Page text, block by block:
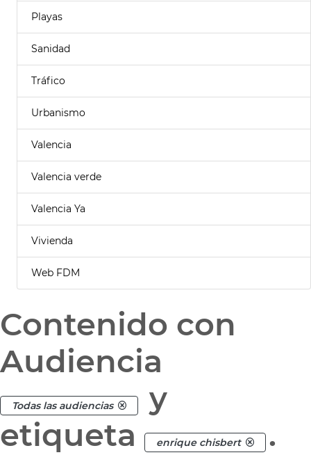
Playas
Sanidad
Tráfico
Urbanismo
Valencia
Valencia verde
Valencia Ya
Vivienda
Web FDM
Contenido con
Audiencia
Todas las audiencias
y
etiqueta
enrique chisbert .